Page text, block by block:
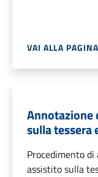
VAI ALLA PAGINA
sulla tessera
Procedimento
assistito sulla